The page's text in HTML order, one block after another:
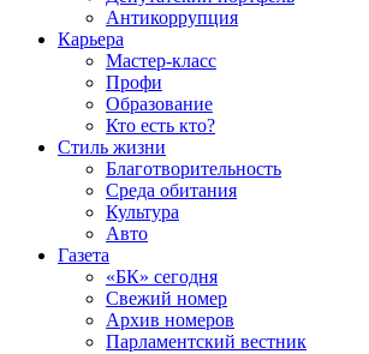
Антикоррупция
Карьера
Мастер-класс
Профи
Образование
Кто есть кто?
Стиль жизни
Благотворительность
Среда обитания
Культура
Авто
Газета
«БК» сегодня
Свежий номер
Архив номеров
Парламентский вестник